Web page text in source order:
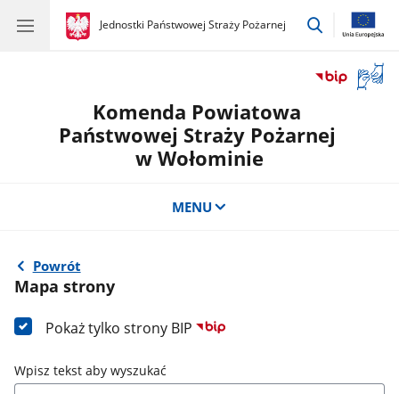
gov.pl
Jednostki Państwowej Straży Pożarnej
gov.pl
Jednostki
przejdź
okno
Komenda Powiatowa
Państwowej Straży Pożarnej
w Wołominie
MENU
Powrót
Mapa strony
Pokaż tylko strony BIP
Wpisz tekst aby wyszukać